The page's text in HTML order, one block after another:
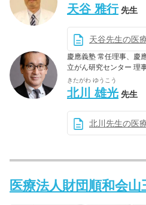
天谷 雅行 先生
天谷先生の医
慶應義塾 常任理事、慶
立がん研究センター 理
きたがわ ゆうこう
北川 雄光 先生
北川先生の医
医療法人財団順和会山